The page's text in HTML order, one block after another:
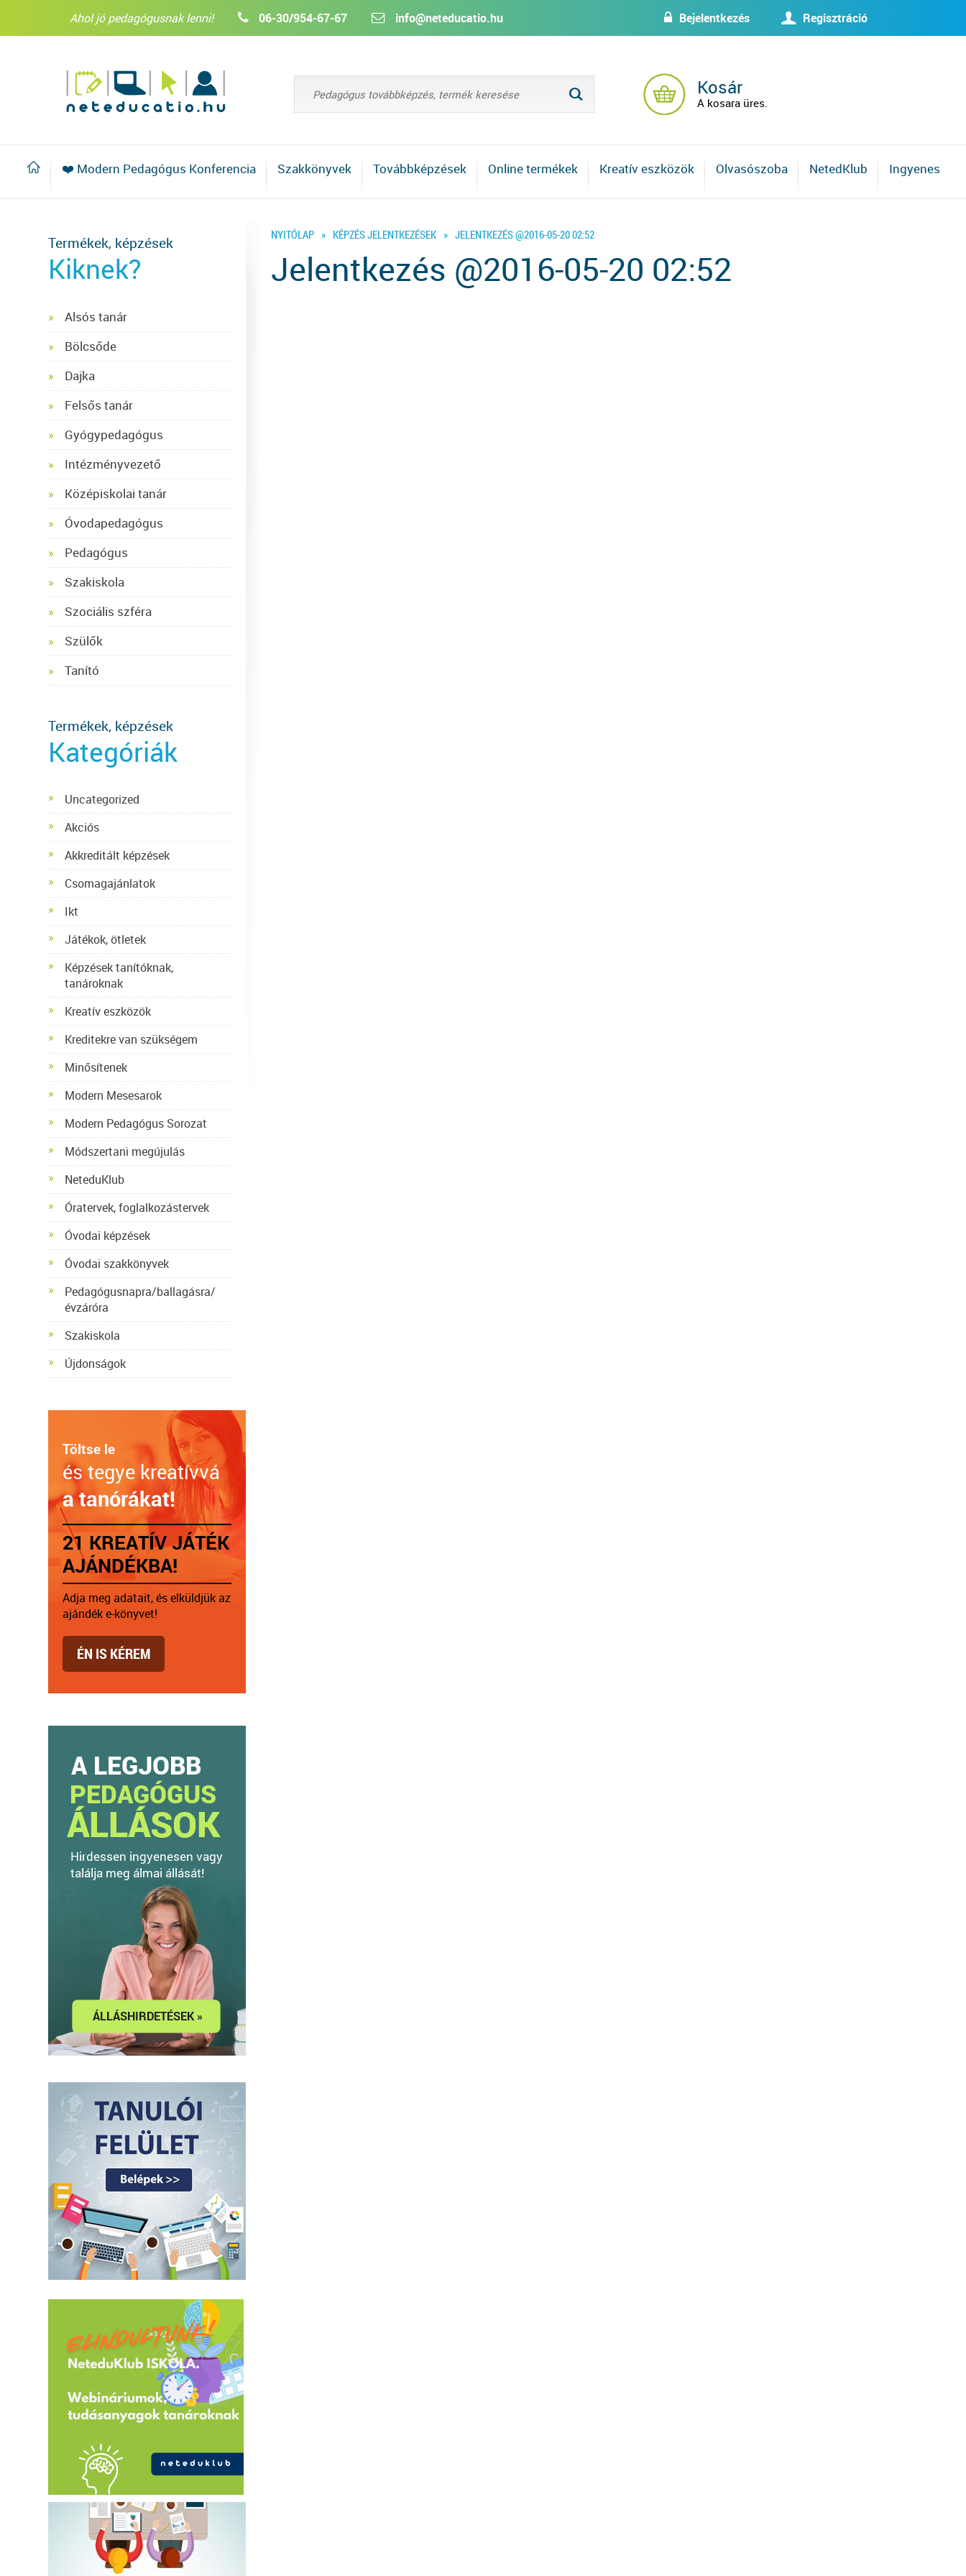
w Bejelentkezés U Regisztráció
Ahol jó pedagógusnak lenni! 06-30/954-67-67 info@neteducatio.hu
L Kosár
A kosara üres.
❤️ Modern Pedagógus Konferencia Szakkönyvek Továbbképzések Online termékek Kreatív eszközök Olvasószoba NetedKlub Ingyenes
NYITÓLAP » KÉPZÉS JELENTKEZÉSEK » JELENTKEZÉS @2016-05-20 02:52
Jelentkezés @2016-05-20 02:52
Termékek, képzések
Kiknek?
Alsós tanár
Bölcsőde
Dajka
Felsős tanár
Gyógypedagógus
Intézményvezető
Középiskolai tanár
Óvodapedagógus
Pedagógus
Szakiskola
Szociális szféra
Szülők
Tanító
Termékek, képzések
Kategóriák
Uncategorized
Akciós
Akkreditált képzések
Csomagajánlatok
Ikt
Játékok, ötletek
Képzések tanítóknak,
tanároknak
Kreatív eszközök
Kreditekre van szükségem
Minősítenek
Modern Mesesarok
Modern Pedagógus Sorozat
Módszertani megújulás
NeteduKlub
Óratervek, foglalkozástervek
Óvodai képzések
Óvodai szakkönyvek
Pedagógusnapra/ballagásra/
évzáróra
Szakiskola
Újdonságok
Töltse le
és tegye kreatívvá
a tanórákat!
21 KREATÍV JÁTÉK
AJÁNDÉKBA!
Adja meg adatait, és elküldjük az
ajándék e-könyvet!
ÉN IS KÉREM